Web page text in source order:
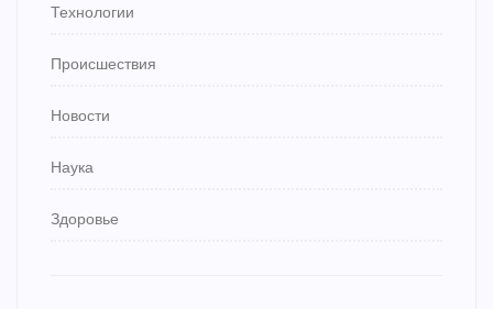
Технологии
Происшествия
Новости
Наука
Здоровье